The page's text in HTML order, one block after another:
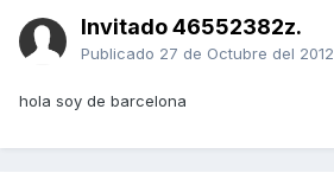
Invitado 46552382z.
Publicado 27 de Octubre del 2012
hola soy de barcelona